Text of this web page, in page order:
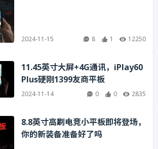
2024-11-15 8 1 12250
11.45英寸大屏+4G通讯，iPlay60
Plus硬刚1399友商平板
2024-11-14 0 0 2835
8.8英寸高刷电竞小平板即将登场，
你的新装备准备好了吗